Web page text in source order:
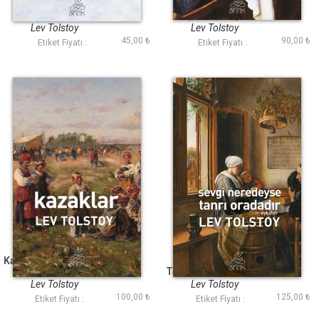
Hacı Murat (Antik
Dünya Klasikleri)
Lev Tolstoy
Etiket Fiyatı : 45,00 ₺
İnsan Ne İle Yaşar
(Antik Dünya
Klasikleri)
Lev Tolstoy
Etiket Fiyatı : 90,00 ₺
Kazaklar (Antik Dünya
Klasikleri)
Lev Tolstoy
Etiket Fiyatı : 100,00 ₺
Sevgi Neredeyse
Tanrı Oradadır (Antik
Dünya Klasikleri)
Lev Tolstoy
Etiket Fiyatı : 125,00 ₺